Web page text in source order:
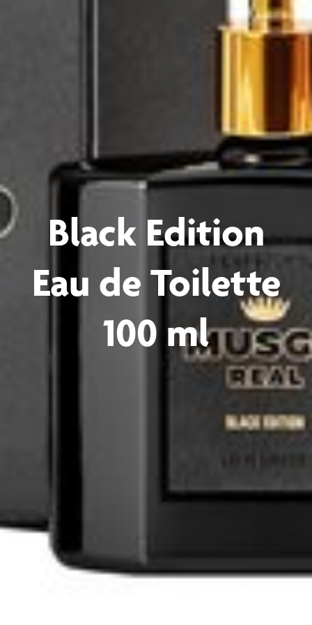
Black Edition
Eau de Toilette
100 ml